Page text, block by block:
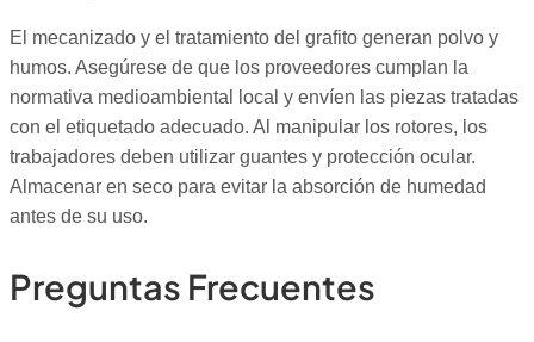
El mecanizado y el tratamiento del grafito generan polvo y
humos. Asegúrese de que los proveedores cumplan la
normativa medioambiental local y envíen las piezas tratadas
con el etiquetado adecuado. Al manipular los rotores, los
trabajadores deben utilizar guantes y protección ocular.
Almacenar en seco para evitar la absorción de humedad
antes de su uso.
Preguntas Frecuentes